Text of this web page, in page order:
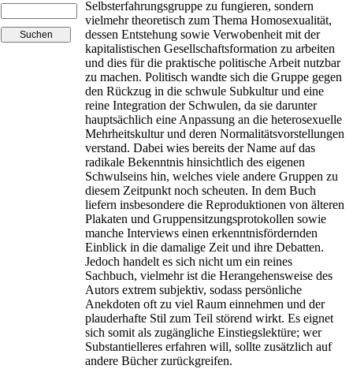
Selbsterfahrungsgruppe zu fungieren, sondern
vielmehr theoretisch zum Thema Homosexualität,
dessen Entstehung sowie Verwobenheit mit der
kapitalistischen Gesellschaftsformation zu arbeiten
und dies für die praktische politische Arbeit nutzbar
zu machen. Politisch wandte sich die Gruppe gegen
den Rückzug in die schwule Subkultur und eine
reine Integration der Schwulen, da sie darunter
hauptsächlich eine Anpassung an die heterosexuelle
Mehrheitskultur und deren Normalitätsvorstellungen
verstand. Dabei wies bereits der Name auf das
radikale Bekenntnis hinsichtlich des eigenen
Schwulseins hin, welches viele andere Gruppen zu
diesem Zeitpunkt noch scheuten. In dem Buch
liefern insbesondere die Reproduktionen von älteren
Plakaten und Gruppensitzungsprotokollen sowie
manche Interviews einen erkenntnisfördernden
Einblick in die damalige Zeit und ihre Debatten.
Jedoch handelt es sich nicht um ein reines
Sachbuch, vielmehr ist die Herangehensweise des
Autors extrem subjektiv, sodass persönliche
Anekdoten oft zu viel Raum einnehmen und der
plauderhafte Stil zum Teil störend wirkt. Es eignet
sich somit als zugängliche Einstiegslektüre; wer
Substantielleres erfahren will, sollte zusätzlich auf
andere Bücher zurückgreifen.